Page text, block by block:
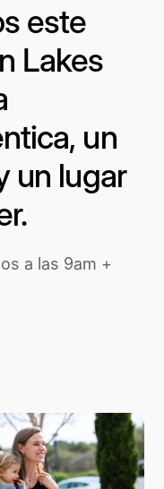
este
Lakes
un
un lugar
a las 9am +